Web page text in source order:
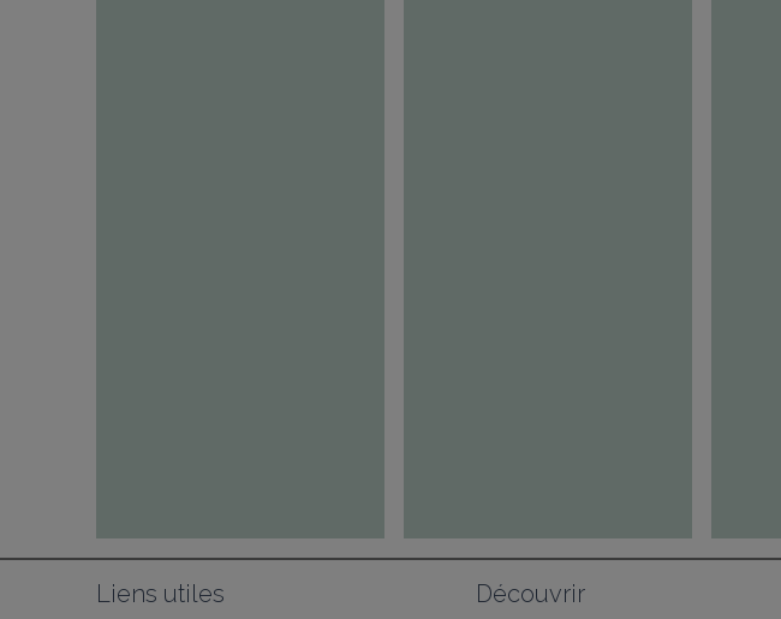
Liens utiles Découvrir